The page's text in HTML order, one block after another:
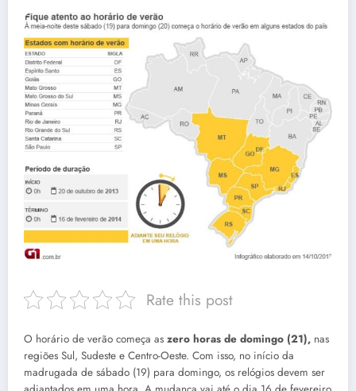
Rate this post
O horário de verão começa as zero horas de domingo (21), nas
regiões Sul, Sudeste e Centro-Oeste. Com isso, no início da
madrugada de sábado (19) para domingo, os relógios devem ser